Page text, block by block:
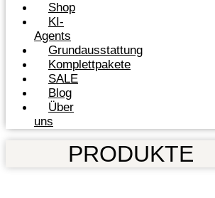
Shop
KI-
Agents
Grundausstattung
Komplettpakete
SALE
Blog
Über
uns
PRODUKTE